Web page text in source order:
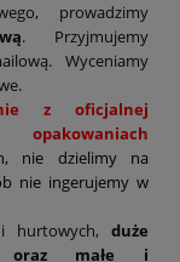
prowadzimy
. Przyjmujemy
Wyceniamy
z oficjalnej
nie dzielimy na
nie ingerujemy w
i hurtowych, duże
oraz małe i